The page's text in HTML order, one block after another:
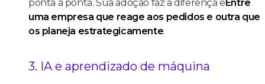
ponta a ponta. Sua adoção faz a diferença e Entre
uma empresa que reage aos pedidos e outra que
os planeja estrategicamente.
3. IA e aprendizado de máquina